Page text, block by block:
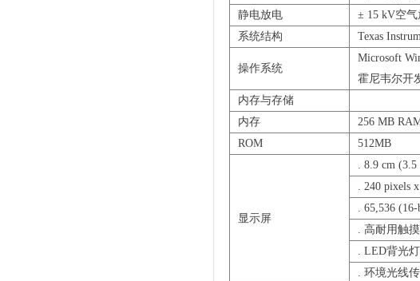
静电放电
± 15 kV空
系统结构
Texas
操作系统
Microsoft
霍尼韦尔开
内存与存储
内存
256 MB
ROM
512MB
显示屏
. 8.9 cm
. 240 pixels
. 65,536
. 高耐用触
. LED背光灯
. 环境光线